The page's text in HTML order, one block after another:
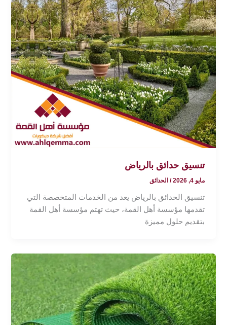
تنسيق حدائق بالرياض
مايو 4, 2026 / الحدائق
تنسيق الحدائق بالرياض يعد من الخدمات المتخصصة التي
تقدمها مؤسسة أهل القمة، حيث تهتم مؤسسة أهل القمة
بتقديم حلول مميزة